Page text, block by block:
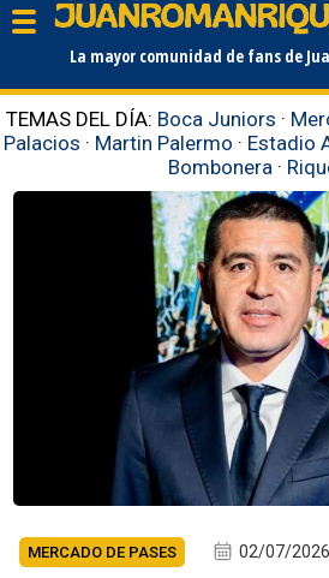
La mayor comunidad de fans de
TEMAS DEL DÍA: Boca Juniors ·
Palacios · Martin Palermo · Estadio
Bombonera ·
MERCADO DE PASES 02/07/2026